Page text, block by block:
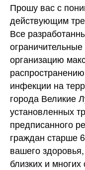
Прошу вас с
действующим
Все
организацию
инфекции на
города Великие
установленных
предписанного
граждан старше
вашего
близких и